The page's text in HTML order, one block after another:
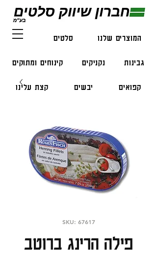
המוצרים שלנו סלטים דגים
גבינות נקניקים קינוחים ומתוקים
קפואים יבשים קצת עלינו
SKU: 67617
פילה הרינג ברוטב